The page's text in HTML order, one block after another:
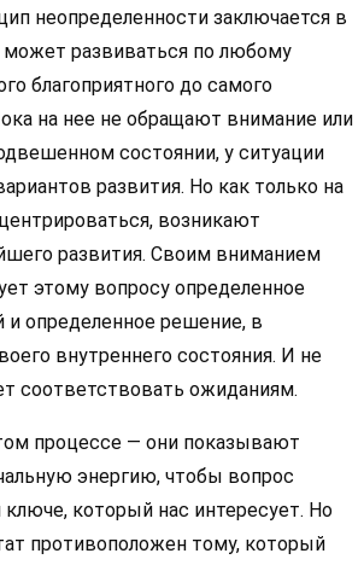
неопределенности заключается в
может развиваться по любому
благоприятного до самого
на нее не обращают внимание или
состоянии, у ситуации
развития. Но как только на
возникают
развития. Своим вниманием
этому вопросу определенное
и определенное решение, в
внутреннего состояния. И не
соответствовать ожиданиям.
процессе — они показывают
энергию, чтобы вопрос
который нас интересует. Но
противоположен тому, который